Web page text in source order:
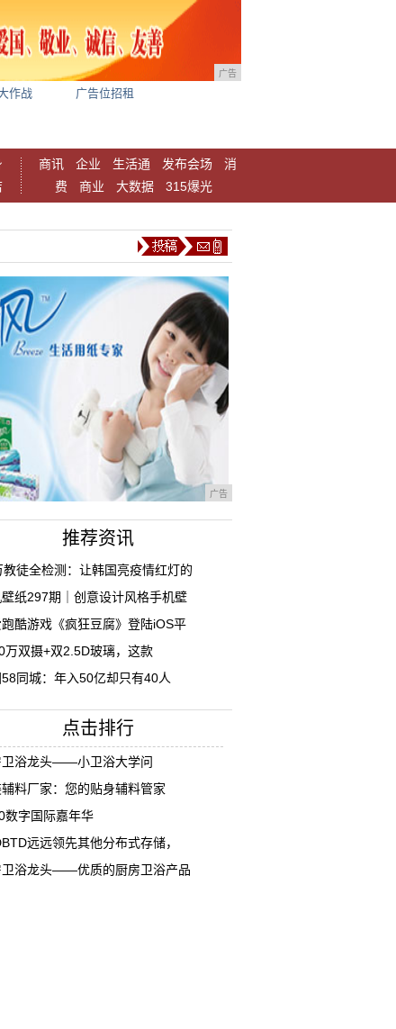
广告
作战 广告位招租
商讯 企业 生活通 发布会场
消
费
商业 大数据 315爆光
广告
推荐资讯
教徒全检测：让韩国亮疫情红灯的
纸297期｜创意设计风格手机壁
酷游戏《疯狂豆腐》登陆iOS平
万双摄+双2.5D玻璃，这款
同城：年入50亿却只有40人
点击排行
卫浴龙头——小卫浴大学问
料厂家：您的贴身辅料管家
数字国际嘉年华
远远领先其他分布式存储，
卫浴龙头——优质的厨房卫浴产品